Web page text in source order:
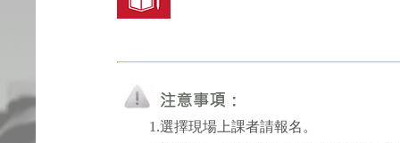
1.選擇現場上課者請報名。